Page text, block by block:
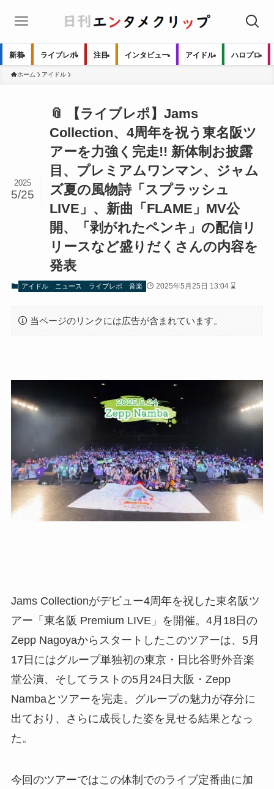
新着 ライブレポ 注目 インタビュー アイドル ハロプロ
ホーム アイドル
📎 【ライブレポ】Jams
Collection、4周年を祝う東名阪ツ
アーを力強く完走!! 新体制お披露
目、プレミアムワンマン、ジャム
ズ夏の風物詩「スプラッシュ
LIVE」、新曲「FLAME」MV公
開、「剥がれたペンキ」の配信リ
リースなど盛りだくさんの内容を
発表
2025
5/25
アイドル ニュース ライブレポ 音楽 2025年5月25日 13:04 ⌛
当ページのリンクには広告が含まれています。
Jams Collectionがデビュー4周年を祝した東名阪ツ
アー「東名阪 Premium LIVE」を開催。4月18日の
Zepp Nagoyaからスタートしたこのツアーは、5月
17日にはグループ単独初の東京・日比谷野外音楽
堂公演、そしてラストの5月24日大阪・Zepp
Nambaとツアーを完走。グループの魅力が存分に
出ており、さらに成長した姿を見せる結果となっ
た。
今回のツアーではこの体制でのライブ定番曲に加